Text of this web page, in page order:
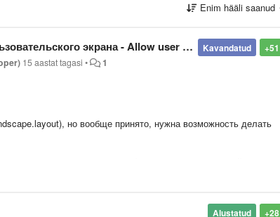
Enim hääli saanud
+51
Kavandatud
Allow user to configure screen with custom sensors
15 aastat tagasi • 1
но вообще принято, нужна возможность делать
+28
Alustatud